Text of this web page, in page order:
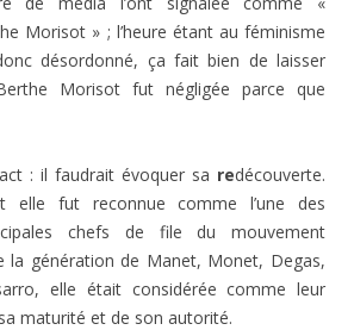
Morisot » ; l’heure étant au féminisme
désordonné, ça fait bien de laisser
Morisot fut négligée parce que
: il faudrait évoquer sa redécouverte.
elle fut reconnue comme l’une des
chefs de file du mouvement
la génération de Manet, Monet, Degas,
elle était considérée comme leur
maturité et de son autorité.